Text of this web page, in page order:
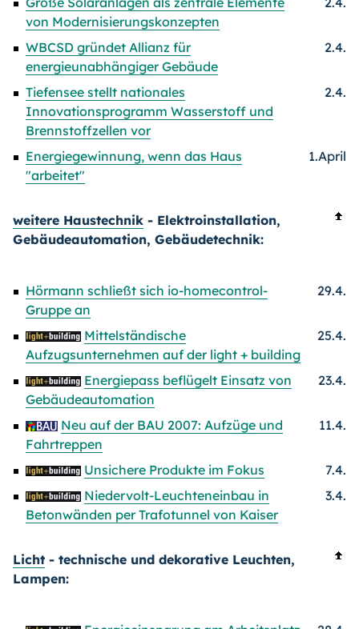
von Modernisierungskonzepten
WBCSD gründet Allianz für
energieunabhängiger Gebäude
2.4.
Tiefensee stellt nationales
Innovationsprogramm Wasserstoff und
Brennstoffzellen vor
2.4.
Energiegewinnung, wenn das Haus
"arbeitet"
1.April
weitere Haustechnik - Elektroinstallation,
Gebäudeautomation, Gebäudetechnik:
Hörmann schließt sich io-homecontrol-
Gruppe an
29.4.
Mittelständische
Aufzugsunternehmen auf der light + building
25.4.
Energiepass beflügelt Einsatz von
Gebäudeautomation
23.4.
Neu auf der BAU 2007: Aufzüge und
Fahrtreppen
11.4.
Unsichere Produkte im Fokus
7.4.
Niedervolt-Leuchteneinbau in
Betonwänden per Trafotunnel von Kaiser
3.4.
Licht - technische und dekorative Leuchten,
Lampen: